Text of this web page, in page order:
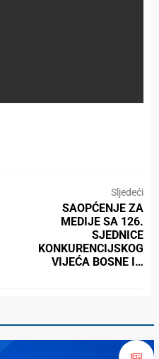
Sljedeći
SAOPĆENJE ZA
MEDIJE SA 126.
SJEDNICE
KONKURENCIJSKOG
VIJEĆA BOSNE I…